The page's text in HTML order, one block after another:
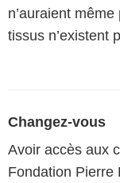
n’auraient
tissus n’existent
Changez-vous
Avoir accès aux
Fondation Pierre